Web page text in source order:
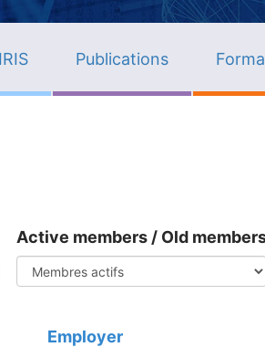
Publications
Active members / Old
Employer